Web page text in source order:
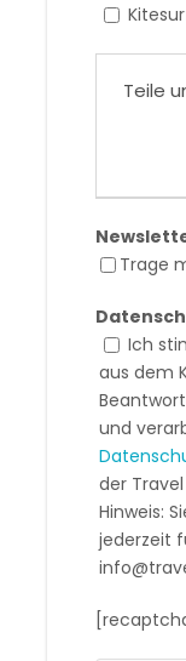
Trage
Ich
aus dem
und
der
Hinweis:
jederzeit